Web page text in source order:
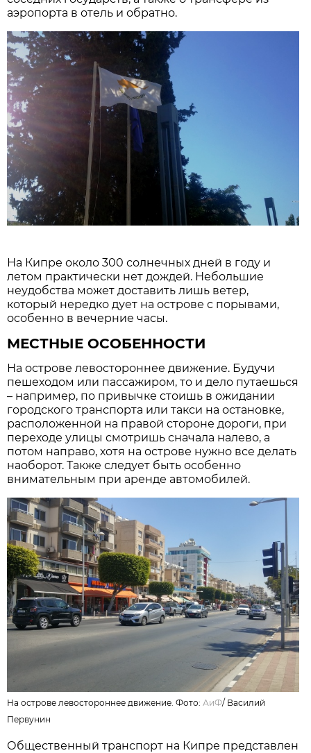
аэропорта в отель и обратно.
На Кипре около 300 солнечных дней в году и
летом практически нет дождей. Небольшие
неудобства может доставить лишь ветер,
который нередко дует на острове с порывами,
особенно в вечерние часы.
МЕСТНЫЕ ОСОБЕННОСТИ
На острове левостороннее движение. Будучи
пешеходом или пассажиром, то и дело путаешься
– например, по привычке стоишь в ожидании
городского транспорта или такси на остановке,
расположенной на правой стороне дороги, при
переходе улицы смотришь сначала налево, а
потом направо, хотя на острове нужно все делать
наоборот. Также следует быть особенно
внимательным при аренде автомобилей.
На острове левостороннее движение. Фото: АиФ/ Василий
Первунин
Общественный транспорт на Кипре представлен